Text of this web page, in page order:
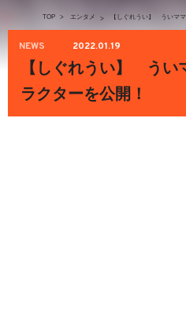
TOP > エンタメ >
NEWS 2022.01.19
【しぐれうい】 うい
ラクターを公開！